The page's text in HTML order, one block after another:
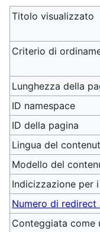
Titolo visualizzato
Criterio di
Lunghezza della
ID namespace
ID della pagina
Lingua del
Modello del
Indicizzazione per
Numero di redirect
Conteggiata come